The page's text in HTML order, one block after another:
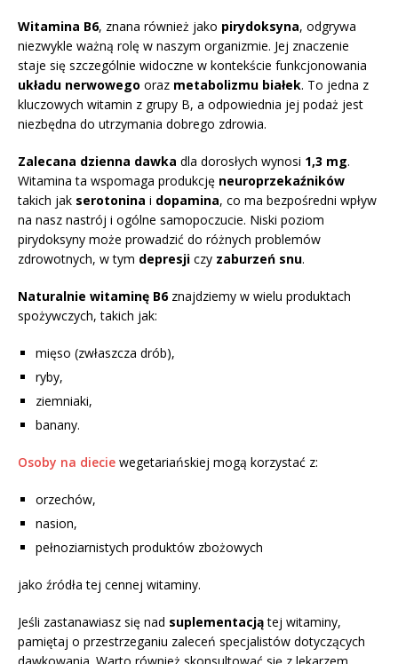
Witamina B6, znana również jako pirydoksyna, odgrywa
niezwykle ważną rolę w naszym organizmie. Jej znaczenie
staje się szczególnie widoczne w kontekście funkcjonowania
układu nerwowego oraz metabolizmu białek. To jedna z
kluczowych witamin z grupy B, a odpowiednia jej podaż jest
niezbędna do utrzymania dobrego zdrowia.
Zalecana dzienna dawka dla dorosłych wynosi 1,3 mg.
Witamina ta wspomaga produkcję neuroprzekaźników
takich jak serotonina i dopamina, co ma bezpośredni wpływ
na nasz nastrój i ogólne samopoczucie. Niski poziom
pirydoksyny może prowadzić do różnych problemów
zdrowotnych, w tym depresji czy zaburzeń snu.
Naturalnie witaminę B6znajdziemy w wielu produktach
spożywczych, takich jak:
mięso (zwłaszcza drób),
ryby,
ziemniaki,
banany.
Osoby na diecie wegetariańskiej mogą korzystać z:
orzechów,
nasion,
pełnoziarnistych produktów zbożowych
jako źródła tej cennej witaminy.
Jeśli zastanawiasz się nad suplementacjątej witaminy,
pamiętaj o przestrzeganiu zaleceń specjalistów dotyczących